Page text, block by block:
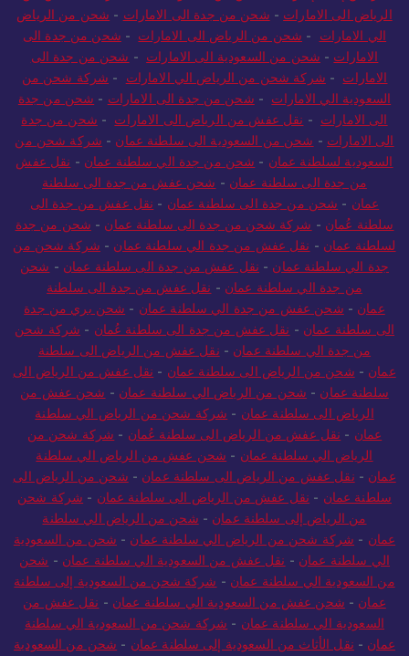
الرياض الى الامارات - شحن من جدة الى الامارات - شحن من الرياض
الي الامارات - شحن من الرياض الى الامارات - شحن من جدة الى
الامارات - شحن من السعودية الى الامارات - شحن من جدة الى
الامارات - شركة شحن من الرياض الي الامارات - شركة شحن من
السعودية الي الامارات - شحن من جدة الى الامارات - شحن من جدة
الى الامارات - نقل عفش من الرياض الى الامارات - شحن من جدة
الى الامارات - شحن من السعودية الى سلطنة عمان - شركة شحن من
السعودية لسلطنة عمان - شحن من جدة الي سلطنة عمان - نقل عفش
من جدة الى سلطنة عمان - شحن عفش من جدة الى سلطنة
عمان - شحن من جدة الى سلطنة عمان - نقل عفش من جدة الى
سلطنة عُمان - شركة شحن من جدة الى سلطنة عمان - شحن من جدة
لسلطنة عمان - نقل عفش من جدة الي سلطنة عمان - شركة شحن من
جدة الي سلطنة عمان - نقل عفش من جدة الى سلطنة عمان - شحن
من جدة الي سلطنة عمان - نقل عفش من جدة الى سلطنة
عمان - شحن عفش من جدة الي سلطنة عمان - شحن بري من جدة
الى سلطنة عمان - نقل عفش من جدة الى سلطنة عُمان - شركة شحن
من جدة الي سلطنة عمان - نقل عفش من الرياض الى سلطنة
عمان - شحن من الرياض الى سلطنة عمان - نقل عفش من الرياض الى
سلطنة عمان - شحن من الرياض الي سلطنة عمان - شحن عفش من
الرياض الى سلطنة عمان - شركة شحن من الرياض الي سلطنة
عمان - نقل عفش من الرياض الى سلطنة عُمان - شركة شحن من
الرياض الي سلطنة عمان - شحن عفش من الرياض الي سلطنة
عمان - نقل عفش من الرياض الى سلطنة عمان - شحن من الرياض الى
سلطنة عمان - نقل عفش من الرياض الى سلطنة عمان - شركة شحن
من الرياض إلى سلطنة عمان - شحن من الرياض الي سلطنة
عمان - شركة شحن من الرياض الي سلطنة عمان - شحن من السعودية
الي سلطنة عمان - نقل عفش من السعودية الي سلطنة عمان - شحن
من السعودية الي سلطنة عمان - شركة شحن من السعودية إلى سلطنة
عمان - شحن عفش من السعودية الي سلطنة عمان - نقل عفش من
السعودية الي سلطنة عمان - شركة شحن من السعودية الي سلطنة
عمان - نقل الأثاث من السعودية إلى سلطنة عمان - شحن من السعودية